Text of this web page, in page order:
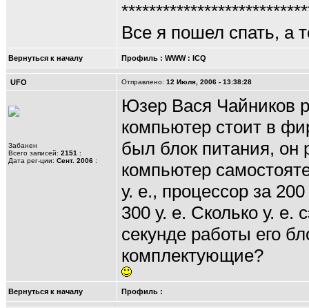
Все я пошел спать, а
Вернуться к началу Профиль : WWW: ICQ
UFO Отправлено: 12 Июля, 2006 - 13:38:28
Забанен
Всего записей: 2151 :
Дата рег-ции: Сент. 2006 :
Юзер Вася Чайников
компьютер стоит в
был блок питания, он
компьютер
у. е., процессор за
300 у. е. Сколько у. е.
секунде работы его
комплектующие?
Вернуться к началу Профиль :